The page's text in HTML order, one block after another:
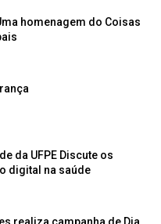
homenagem do Coisas
da UFPE Discute os